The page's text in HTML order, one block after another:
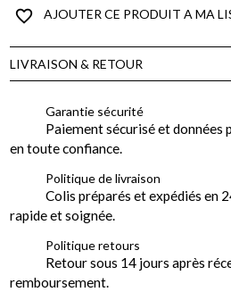
favorite_border AJOUTER CE PRODUIT A MA
LIVRAISON & RETOUR
Garantie sécurité
Paiement sécurisé et données
en toute confiance.
Politique de livraison
Colis préparés et expédiés en
rapide et soignée.
Politique retours
Retour sous 14 jours après
remboursement.